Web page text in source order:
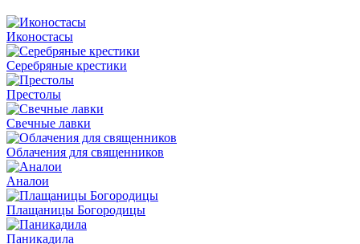
Иконостасы
Серебряные крестики
Престолы
Свечные лавки
Облачения для священников
Аналои
Плащаницы Богородицы
Паникадила